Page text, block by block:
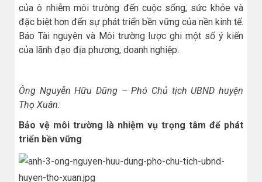
của ô nhiễm môi trường đến cuộc sống, sức khỏe và
đặc biệt hơn đến sự phát triển bền vững của nền kinh tế.
Báo Tài nguyên và Môi trường lược ghi một số ý kiến
của lãnh đạo địa phương, doanh nghiệp.
Ông Nguyễn Hữu Dũng – Phó Chủ tịch UBND huyện
Thọ Xuân:
Bảo vệ môi trường là nhiệm vụ trọng tâm để phát
triển bền vững